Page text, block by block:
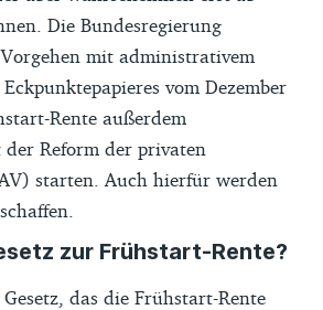
Die Bundesregierung
mit administrativem
vom Dezember
Rente außerdem
der Reform der privaten
starten. Auch hierfür werden
zur Frühstart-Rente?
das die Frühstart-Rente